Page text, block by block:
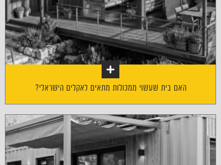
האם בית שעשוי ממכולות מתאים לאקלים הישראלי?